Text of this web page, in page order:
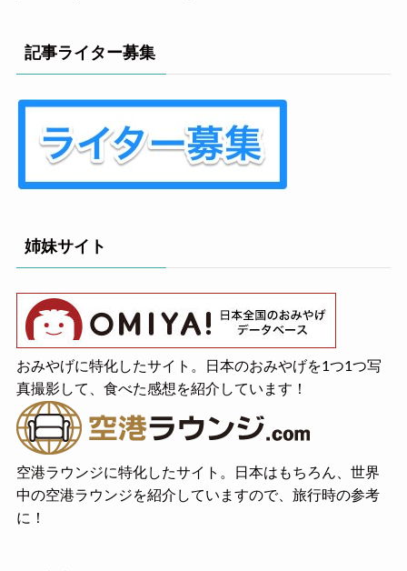
記事ライター募集
姉妹サイト
おみやげに特化したサイト。日本のおみやげを1つ1つ写
真撮影して、食べた感想を紹介しています！
空港ラウンジに特化したサイト。日本はもちろん、世界
中の空港ラウンジを紹介していますので、旅行時の参考
に！